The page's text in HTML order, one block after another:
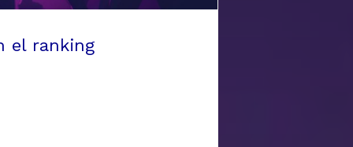
el ranking